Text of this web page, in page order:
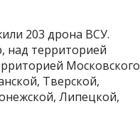
203 дрона ВСУ.
над территорией
Московского
Тверской,
Липецкой,